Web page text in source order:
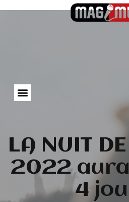
LA NUIT DE
2022
4